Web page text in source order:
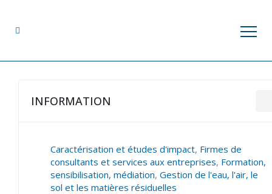
INFORMATION
Caractérisation et études d'impact, Firmes de
consultants et services aux entreprises, Formation,
sensibilisation, médiation, Gestion de l'eau, l'air, le
sol et les matières résiduelles